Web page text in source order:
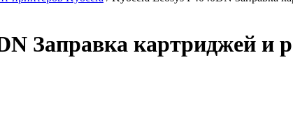
Заправка картриджей и